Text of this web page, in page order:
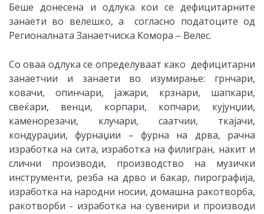
Беше донесена и одлука кои се дефицитарните
занаети во велешко, а согласно податоците од
Регионалната Занаетчиска Комора – Велес.
Со оваа одлука се определуваат како дефицитарни
занаетчии и занаети во изумирање: грнчари,
ковачи, опинчари, јажари, крзнари, шапкари,
свеќари, венци, корпари, копчари, кујунџии,
каменорезачи, клучари, саатчии, ткајачи,
кондураџии, фурнаџии – фурна на дрва, рачна
изработка на сита, изработка на филигран, накит и
слични производи, производство на музички
инструменти, резба на дрво и бакар, пирографија,
изработка на народни носии, домашна ракотворба,
ракотворби - изработка на сувенири и производи